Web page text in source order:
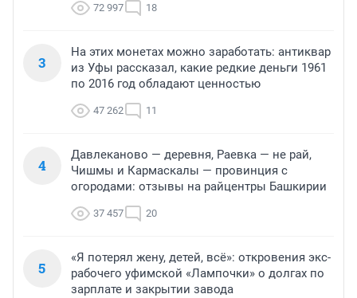
72 997 18
3
На этих монетах можно заработать: антиквар
из Уфы рассказал, какие редкие деньги 1961
по 2016 год обладают ценностью
47 262 11
4
Давлеканово — деревня, Раевка — не рай,
Чишмы и Кармаскалы — провинция с
огородами: отзывы на райцентры Башкирии
37 457 20
5
«Я потерял жену, детей, всё»: откровения экс-
рабочего уфимской «Лампочки» о долгах по
зарплате и закрытии завода